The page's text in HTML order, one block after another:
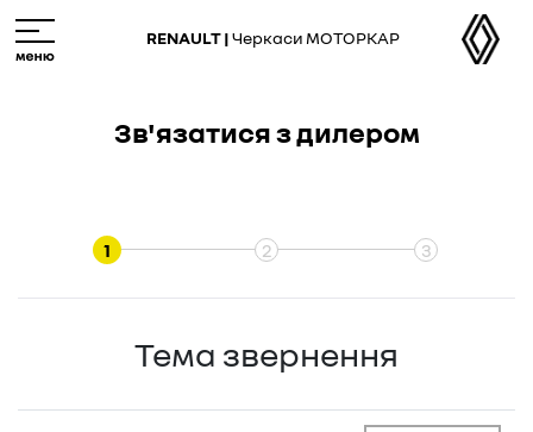
to
main
RENAULT |Черкаси МОТОРКАР
Зв'язатися з дилером